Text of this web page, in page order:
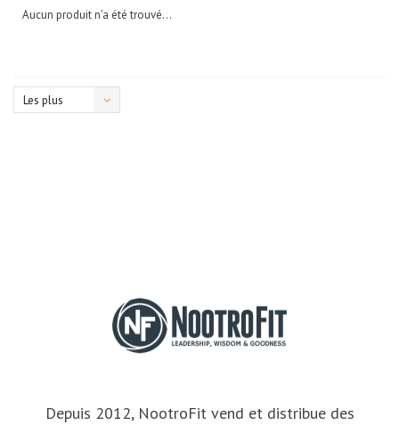
Aucun produit n'a été trouvé...
Les plus
Depuis 2012, NootroFit vend et distribue des